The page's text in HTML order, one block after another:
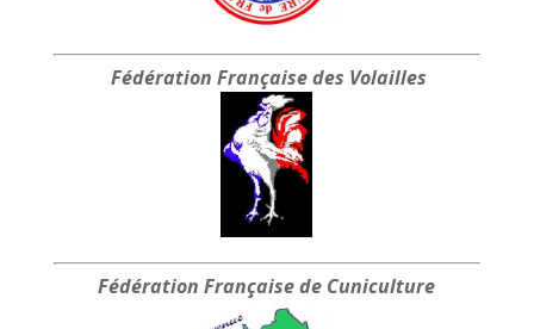
Fédération Française des Volailles
Fédération Française de Cuniculture